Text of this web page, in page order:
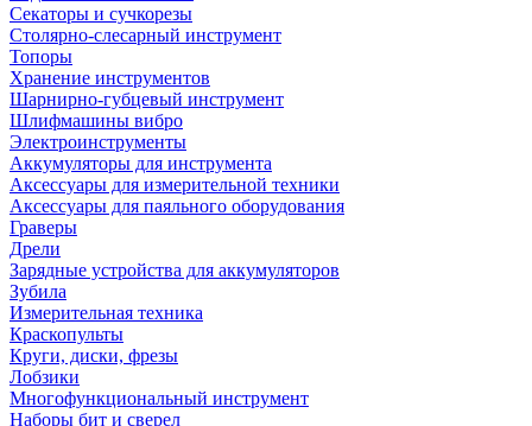
Секаторы и сучкорезы
Столярно-слесарный инструмент
Топоры
Хранение инструментов
Шарнирно-губцевый инструмент
Шлифмашины вибро
Электроинструменты
Аккумуляторы для инструмента
Аксессуары для измерительной техники
Аксессуары для паяльного оборудования
Граверы
Дрели
Зарядные устройства для аккумуляторов
Зубила
Измерительная техника
Краскопульты
Круги, диски, фрезы
Лобзики
Многофункциональный инструмент
Наборы бит и сверел